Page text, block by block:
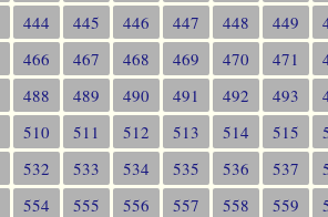
444 445 446 447 448 449
466 467 468 469 470 471
488 489 490 491 492 493
510 511 512 513 514 515
532 533 534 535 536 537
554 555 556 557 558 559